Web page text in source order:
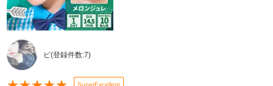
ピ(登録件数:7)
SuperExcellent